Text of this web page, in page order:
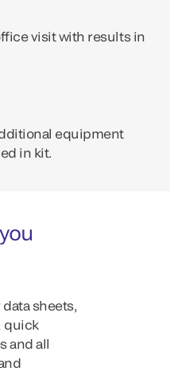
visit with results in
equipment
in kit.
data sheets,
quick
and all